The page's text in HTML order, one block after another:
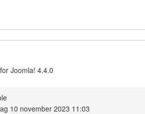
Joomla! 4.4.0
10 november 2023 11:03